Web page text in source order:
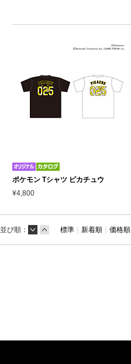
ポケモン Tシャツ ピカチュウ
¥4,800
並び順： 標準 ｜ 新着順 ｜ 価格順